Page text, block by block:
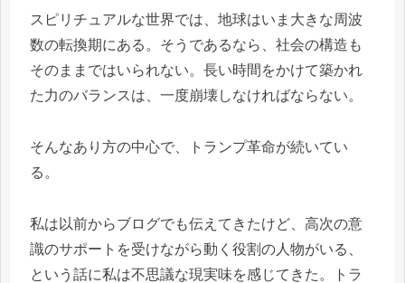
スピリチュアルな世界では、地球はいま大きな周波
数の転換期にある。そうであるなら、社会の構造も
そのままではいられない。長い時間をかけて築かれ
た力のバランスは、一度崩壊しなければならない。
そんなあり方の中心で、トランプ革命が続いてい
る。
私は以前からブログでも伝えてきたけど、高次の意
識のサポートを受けながら動く役割の人物がいる、
という話に私は不思議な現実味を感じてきた。トラ